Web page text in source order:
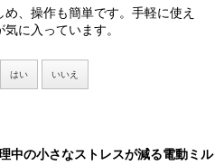
、操作も簡単です。手軽に使え
に入っています。
はい いいえ
中の小さなストレスが減る電動ミル